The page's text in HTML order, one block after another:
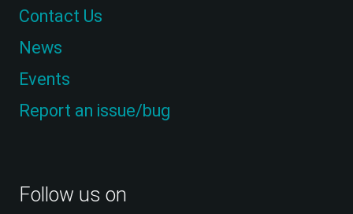
Follow us on
Contact Us
News
Events
Report an issue/bug